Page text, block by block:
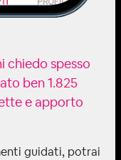
chiedo spesso
ben 1.825
e apporto
guidati, potrai